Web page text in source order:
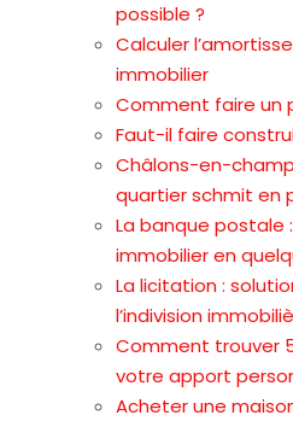
possible ?
Calculer
immobilier
Comment faire un
Faut-il faire
Châlons-en-
quartier schmit en
La banque postale
immobilier en
La licitation :
l’indivision
Comment trouver
votre apport
Acheter une